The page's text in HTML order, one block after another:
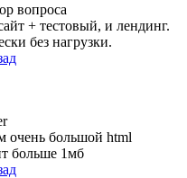
вопроса
+ тестовый, и лендинг.
без нагрузки.
очень большой html
больше 1мб